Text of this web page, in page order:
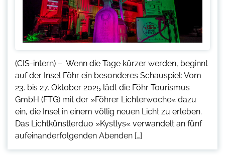
(CIS-intern) – Wenn die Tage kürzer werden, beginnt
auf der Insel Föhr ein besonderes Schauspiel: Vom
23. bis 27. Oktober 2025 lädt die Föhr Tourismus
GmbH (FTG) mit der »Föhrer Lichterwoche« dazu
ein, die Insel in einem völlig neuen Licht zu erleben.
Das Lichtkünstlerduo »Kystlys« verwandelt an fünf
aufeinanderfolgenden Abenden […]